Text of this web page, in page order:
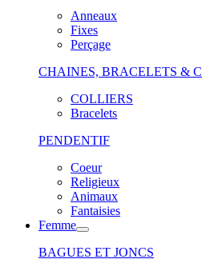
Anneaux
Fixes
Perçage
CHAINES, BRACELETS &
COLLIERS
Bracelets
PENDENTIF
Coeur
Religieux
Animaux
Fantaisies
Femme
BAGUES ET JONCS